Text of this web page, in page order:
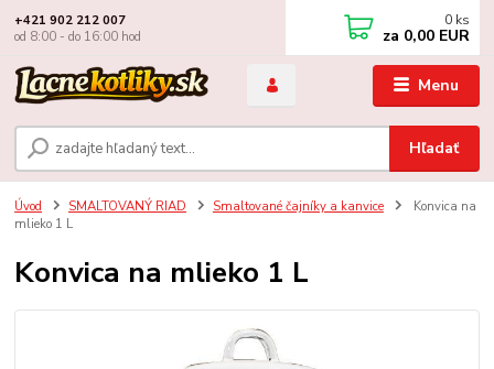
Menu
Hľadať
+421 902 212 007
od 8:00 - do 16:00 hod
0 ks
za 0,00 EUR
Úvod SMALTOVANÝ RIAD Smaltované čajníky a kanvice
Konvica na
mlieko 1 L
Konvica na mlieko 1 L